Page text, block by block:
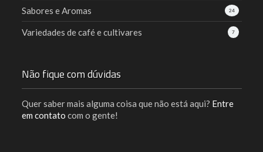
24
Sabores e Aromas
7
Variedades de café e cultivares
Não fique com dúvidas
Quer saber mais alguma coisa que não está aqui? Entre
em contato com o gente!